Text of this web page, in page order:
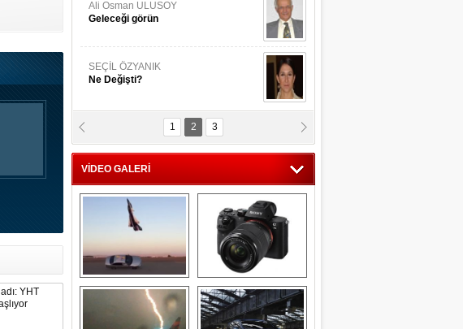
Ali Osman ULUSOY
Geleceği görün
SEÇİL ÖZYANIK
Ne Değişti?
MERİÇ KÖYATASI
Bayraksız Vatan !
1 2 3
VİDEO GALERİ
Savaş uçağı
pilotundan
muhteşem gösteri
Sony Alpha 7R II ön
inceleme